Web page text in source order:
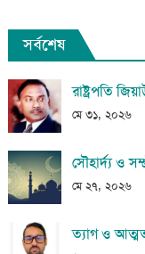
সর্বশেষ
রাষ্ট্রপতি
মে ৩১, ২০২৬
সৌহার্দ্য ও
মে ২৭, ২০২৬
ত্যাগ ও